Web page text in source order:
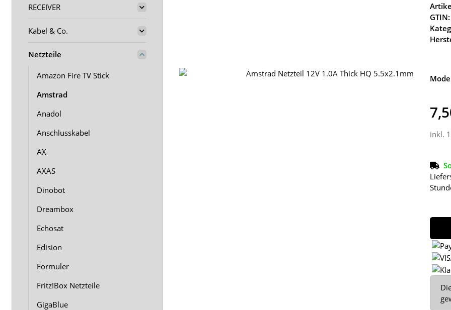
GTIN:
inkl.
x
RECEIVER
Kabel & Co.
Netzteile
Amazon Fire TV Stick
Amstrad
Anadol
Anschlusskabel
AX
AXAS
Dinobot
Dreambox
Echosat
Edision
Formuler
Fritz!Box Netzteile
GigaBlue